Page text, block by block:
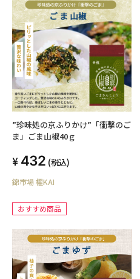
”珍味処の京ふりかけ”「衝撃のご
ま」ごま山椒40ｇ
432 (税込)
錦市場 櫂KAI
おすすめ商品